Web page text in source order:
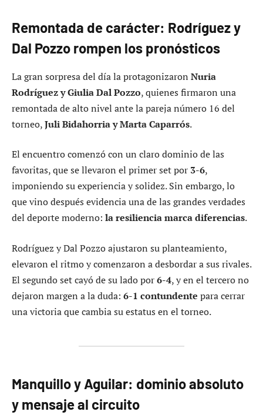
Remontada de carácter: Rodríguez y
Dal Pozzo rompen los pronósticos
La gran sorpresa del día la protagonizaron Nuria
Rodríguez y Giulia Dal Pozzo, quienes firmaron una
remontada de alto nivel ante la pareja número 16 del
torneo,Juli Bidahorria y Marta Caparrós.
El encuentro comenzó con un claro dominio de las
favoritas, que se llevaron el primer set por 3-6,
imponiendo su experiencia y solidez. Sin embargo, lo
que vino después evidencia una de las grandes verdades
del deporte moderno: la resiliencia marca diferencias.
Rodríguez y Dal Pozzo ajustaron su planteamiento,
elevaron el ritmo y comenzaron a desbordar a sus rivales.
El segundo set cayó de su lado por6-4, y en el tercero no
dejaron margen a la duda: 6-1 contundente para cerrar
una victoria que cambia su estatus en el torneo.
Manquillo y Aguilar: dominio absoluto
y mensaje al circuito